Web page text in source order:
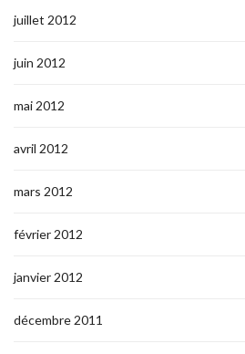
juillet 2012
juin 2012
mai 2012
avril 2012
mars 2012
février 2012
janvier 2012
décembre 2011